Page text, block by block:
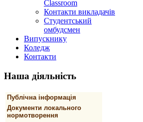
Classroom
Контакти викладачів
Студентський
омбудсмен
Випускнику
Коледж
Контакти
Наша діяльність
Публічна інформація
Документи локального
нормотворення